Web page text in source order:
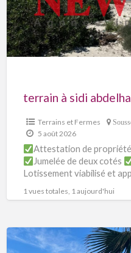
terrain à sidi
Terrains et Fermes
5 août 2026
Attestation de
Jumelée de deux cotés
Lotissement viabilisé et
1 vues totales, 1 aujourd'hui